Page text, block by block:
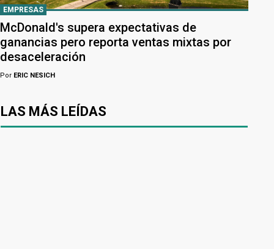
EMPRESAS
McDonald's supera expectativas de
ganancias pero reporta ventas mixtas por
desaceleración
Por ERIC NESICH
LAS MÁS LEÍDAS